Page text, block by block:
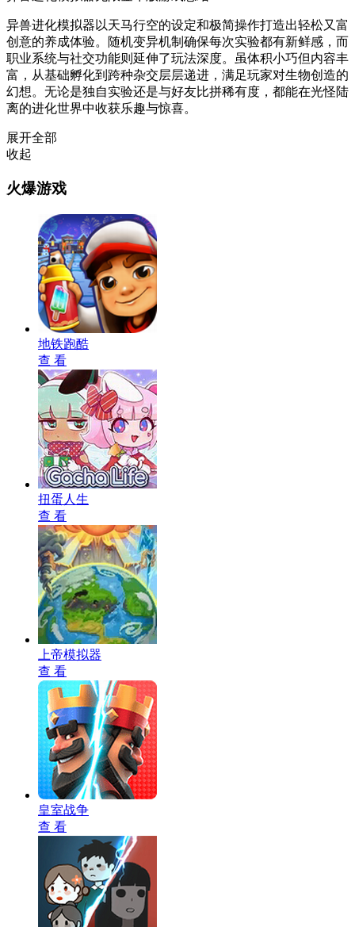
异兽进化模拟器以天马行空的设定和极简操作打造出轻松又富
创意的养成体验。随机变异机制确保每次实验都有新鲜感，而
职业系统与社交功能则延伸了玩法深度。虽体积小巧但内容丰
富，从基础孵化到跨种杂交层层递进，满足玩家对生物创造的
幻想。无论是独自实验还是与好友比拼稀有度，都能在光怪陆
离的进化世界中收获乐趣与惊喜。
展开全部
收起
火爆游戏
地铁跑酷
查 看
扭蛋人生
查 看
上帝模拟器
查 看
皇室战争
查 看